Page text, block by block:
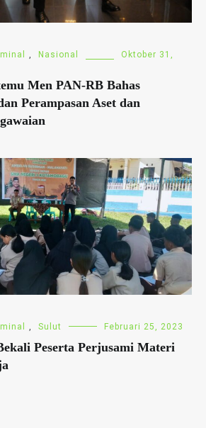
, Nasional
Oktober 31,
Men PAN-RB Bahas
Perampasan Aset dan
, Sulut Februari 25, 2023
Peserta Perjusami Materi